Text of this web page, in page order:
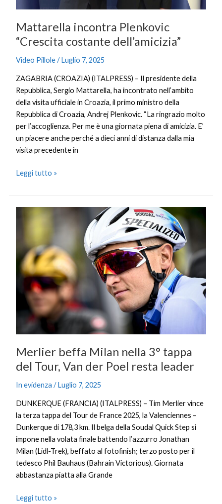
Mattarella incontra Plenkovic
“Crescita costante dell’amicizia”
Video Pillole/Luglio 7, 2025
ZAGABRIA (CROAZIA) (ITALPRESS) – Il presidente della
Repubblica, Sergio Mattarella, ha incontrato nell’ambito
della visita ufficiale in Croazia, il primo ministro della
Repubblica di Croazia, Andrej Plenkovic. “La ringrazio molto
per l’accoglienza. Per me è una giornata piena di amicizia. E’
un piacere anche perché a dieci anni di distanza dalla mia
visita precedente in
Leggi tutto »
Merlier beffa Milan nella 3° tappa
del Tour, Van der Poel resta leader
In evidenza /Luglio 7, 2025
DUNKERQUE (FRANCIA) (ITALPRESS) – Tim Merlier vince
la terza tappa del Tour de France 2025, la Valenciennes –
Dunkerque di 178,3 km. Il belga della Soudal Quick Step si
impone nella volata finale battendo l’azzurro Jonathan
Milan (Lidl-Trek), beffato al fotofinish; terzo posto per il
tedesco Phil Bauhaus (Bahrain Victorious). Giornata
abbastanza piatta alla Grande
nella
3°
tappa
Tour,
Poel
leader
Leggi tutto »